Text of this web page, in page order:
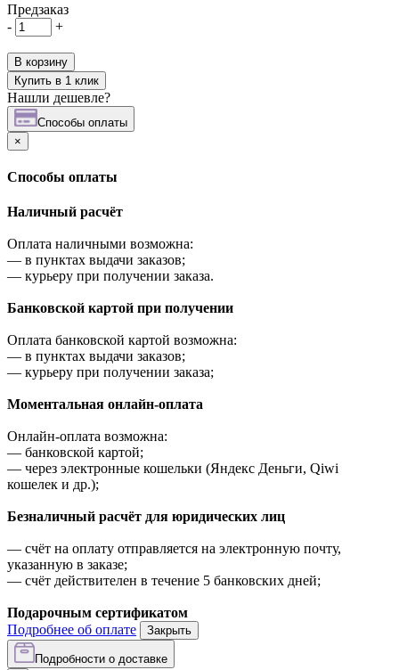
Предзаказ
-
+
В корзину
Купить в 1 клик
Нашли дешевле?
Cпособы оплаты
×
Cпособы оплаты
Наличный расчёт
Оплата наличными возможна:
— в пунктах выдачи заказов;
— курьеру при получении заказа.
Банковской картой при получении
Оплата банковской картой возможна:
— в пунктах выдачи заказов;
— курьеру при получении заказа;
Моментальная онлайн-оплата
Онлайн-оплата возможна:
— банковской картой;
— через электронные кошельки (Яндекс Деньги, Qiwi
кошелек и др.);
Безналичный расчёт для юридических лиц
— счёт на оплату отправляется на электронную почту,
указанную в заказе;
— счёт действителен в течение 5 банковских дней;
Подарочным сертификатом
Подробнее об оплате
Закрыть
Подробности о доставке